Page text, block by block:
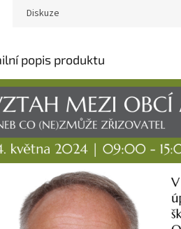
Diskuze
popis produktu